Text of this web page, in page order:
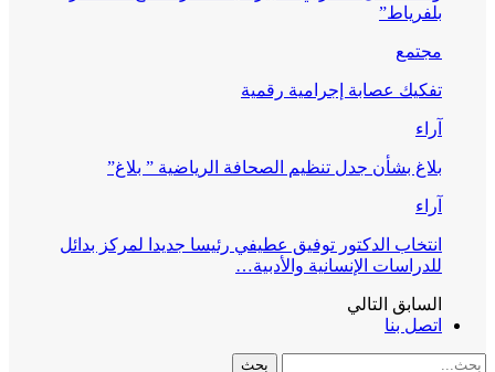
بلفرياط”
مجتمع
تفكيك عصابة إجرامية رقمية
آراء
بلاغ بشأن جدل تنظيم الصحافة الرياضية ” بلاغ”
آراء
انتخاب الدكتور توفيق عطيفي رئيسا جديدا لمركز بدائل
للدراسات الإنسانية والأدبية…
السابق التالي
اتصل بنا